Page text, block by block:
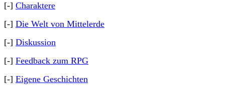
[-] Charaktere
[-] Die Welt von Mittelerde
[-] Diskussion
[-] Feedback zum RPG
[-] Eigene Geschichten